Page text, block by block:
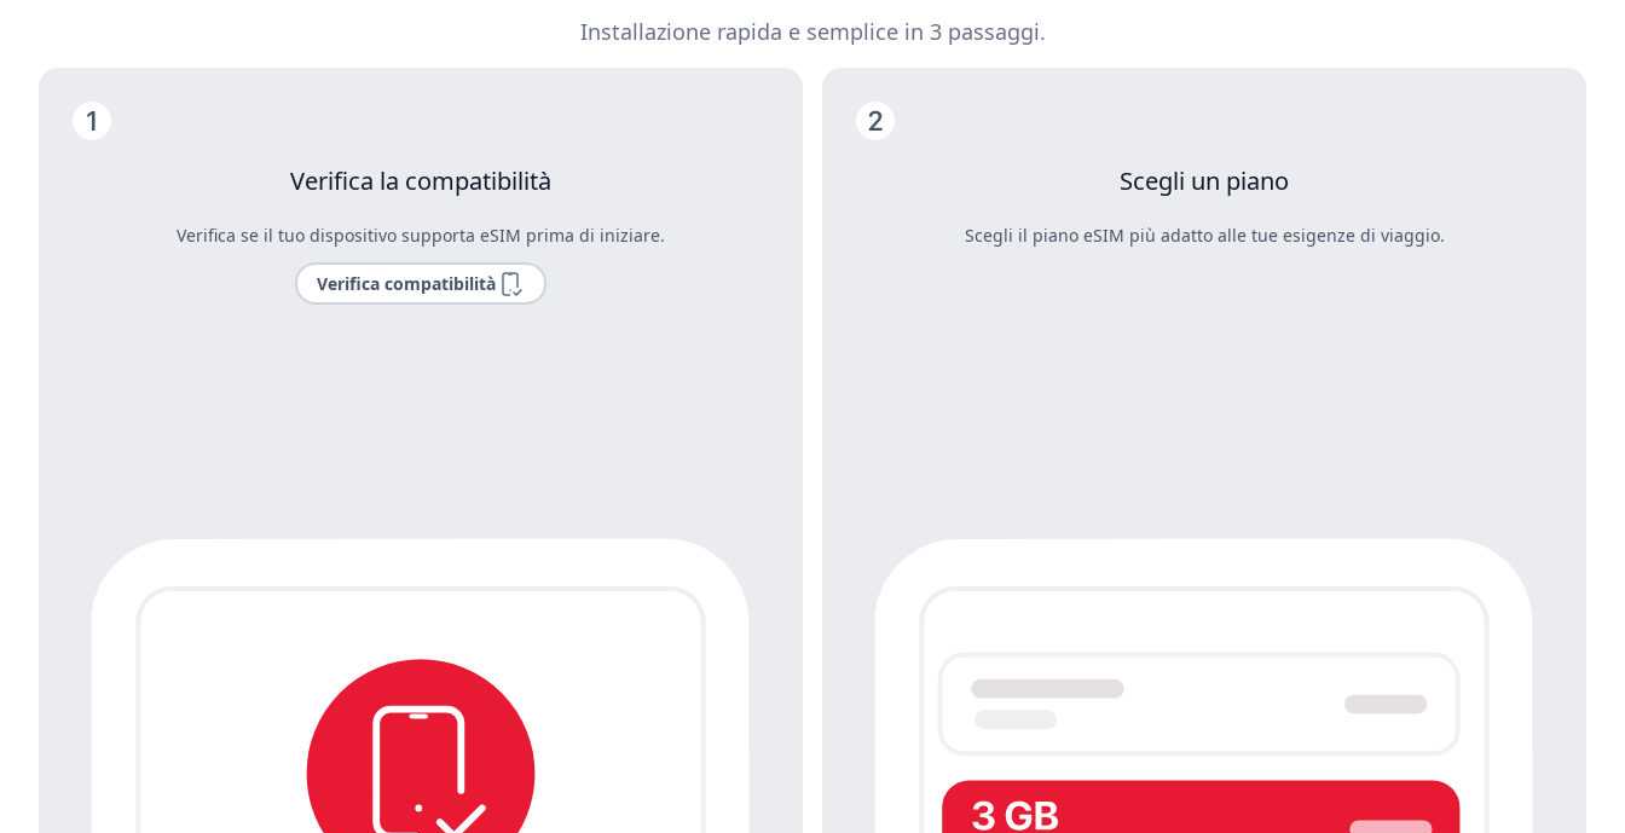
Installazione rapida e semplice in 3 passaggi.
Verifica la compatibilità
Verifica se il tuo dispositivo supporta eSIM prima di iniziare.
Verifica compatibilità
Scegli un piano
Scegli il piano eSIM più adatto alle tue esigenze di viaggio.